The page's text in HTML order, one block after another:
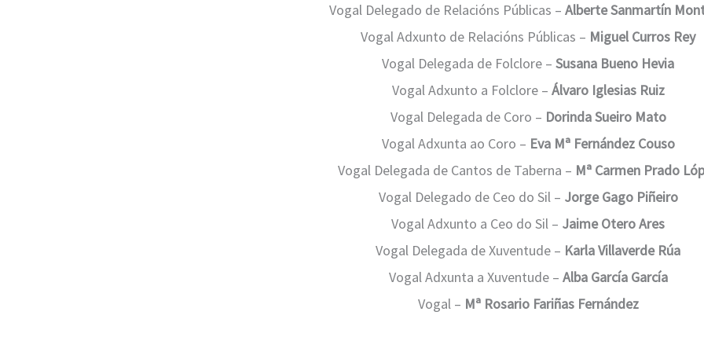
Vogal Delegado de Relacións Públicas – Alberte Sanmartín
Vogal Adxunto de Relacións Públicas – Miguel Curros Rey
Vogal Delegada de Folclore – Susana Bueno Hevia
Vogal Adxunto a Folclore – Álvaro Iglesias Ruiz
Vogal Delegada de Coro – Dorinda Sueiro Mato
Vogal Adxunta ao Coro – Eva Mª Fernández Couso
Vogal Delegada de Cantos de Taberna – Mª Carmen Prado
Vogal Delegado de Ceo do Sil – Jorge Gago Piñeiro
Vogal Adxunto a Ceo do Sil – Jaime Otero Ares
Vogal Delegada de Xuventude – Karla Villaverde Rúa
Vogal Adxunta a Xuventude – Alba García García
Vogal – Mª Rosario Fariñas Fernández